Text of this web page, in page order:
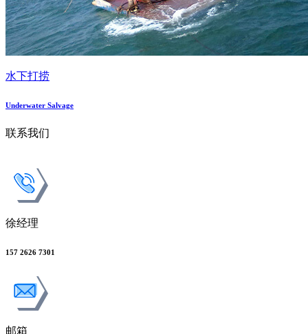
水下打捞
Underwater Salvage
联系我们
徐经理
157 2626 7301
邮箱